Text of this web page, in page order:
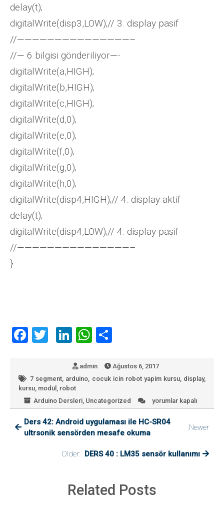
delay(t);
digitalWrite(disp3,LOW);// 3. display pasif
//———————————————–
//— 6 bilgisi gönderiliyor—-
digitalWrite(a,HIGH);
digitalWrite(b,HIGH);
digitalWrite(c,HIGH);
digitalWrite(d,0);
digitalWrite(e,0);
digitalWrite(f,0);
digitalWrite(g,0);
digitalWrite(h,0);
digitalWrite(disp4,HIGH);// 4. display aktif
delay(t);
digitalWrite(disp4,LOW);// 4. display pasif
//———————————————–
}
F
b
o
ok
T
er
Li
e
dI
n
W
at
s
A
p
p
yl
a
ş
admin
Ağustos 6, 2017
7 segment, arduino, cocuk icin robot yapim kursu, display,
kursu, modül , robot
Arduino Dersleri, Uncategorized
Ders
:
segment
yorumlar kapalı
Ders 42: Android uygulaması ile HC-SR04
ultrsonik sensörden mesafe okuma
:Newer
Older: DERS 40 : LM35 sensör kullanımı
Related Posts